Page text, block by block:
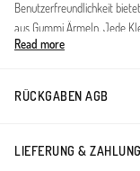
Benutzerfreundlichkeit
aus Gummi Ärmeln. Jede
vier Jahreszeiten geeignet.
und wurde als
Ein besonderes Highlight
Read more
RÜCKGABEN AGB
LIEFERUNG & ZAHLUNG